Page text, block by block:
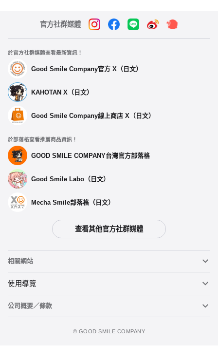
官方社群媒體
於官方社群媒體查看最新資訊！
Good Smile Company官方 X（日文）
KAHOTAN X（日文）
Good Smile Company線上商店 X（日文）
於部落格查看推薦商品資訊！
GOOD SMILE COMPANY台灣官方部落格
Good Smile Labo（日文）
Mecha Smile部落格（日文）
查看其他官方社群媒體
相關網站
黏土人
黏土人臉部製造機（英文）
使用導覽
重要公告
公司概要／條款
©️ GOOD SMILE COMPANY